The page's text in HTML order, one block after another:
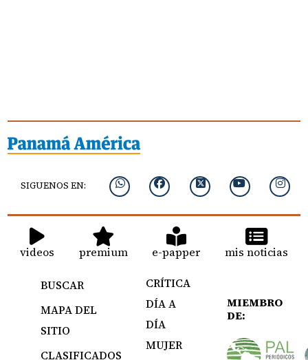
SIGUENOS EN:
videos premium e-papper mis noticias
BUSCAR
MAPA DEL
SITIO
CLASIFICADOS
CRÍTICA
DÍA A
DÍA
MUJER
MIEMBRO
DE: